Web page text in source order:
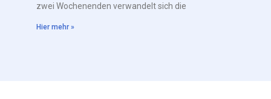
zwei Wochenenden verwandelt sich die
Hier mehr »